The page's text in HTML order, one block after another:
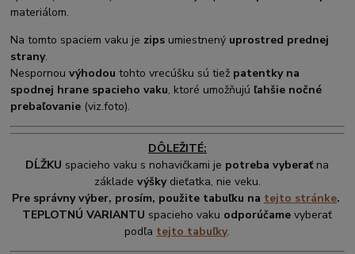
materiálom.
Na tomto spaciem vaku je zips umiestnený uprostred prednej
strany.
Nespornou výhodoutohto vrecúšku sú tiež patentky na
spodnej hrane spacieho vaku, ktoré umožňujú ľahšie nočné
prebaľovanie (viz.foto).
DÔLEŽITÉ:
DĹŽKU spacieho vaku s nohavičkami je potreba vyberať na
základe výšky dieťatka, nie veku.
Pre správny výber, prosím, použite tabuľku na tejto stránke.
TEPLOTNÚ VARIANTU spacieho vaku odporúčamevyberať
podľa tejto tabuľky.